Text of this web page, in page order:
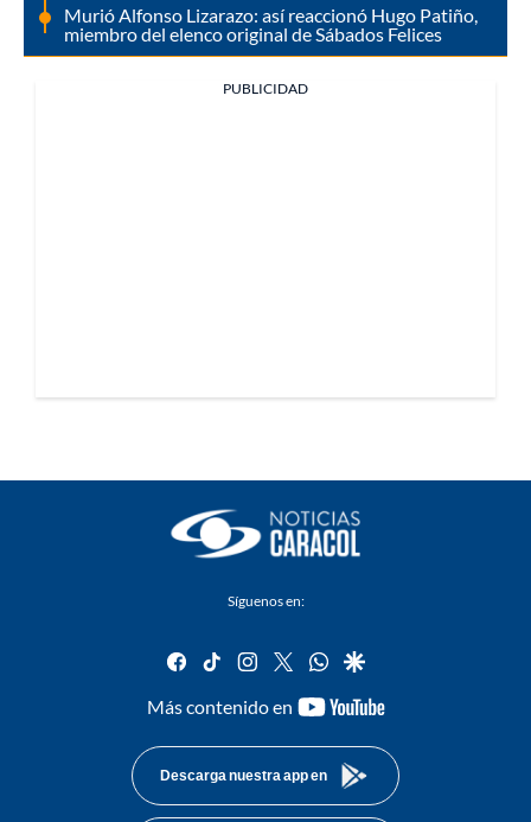
Murió Alfonso Lizarazo: así reaccionó Hugo Patiño,
miembro del elenco original de Sábados Felices
PUBLICIDAD
Síguenos en:
facebook
tiktok instagram
twitterwhatsapp
google
Más contenido en
youtube-
Descarga nuestra app en